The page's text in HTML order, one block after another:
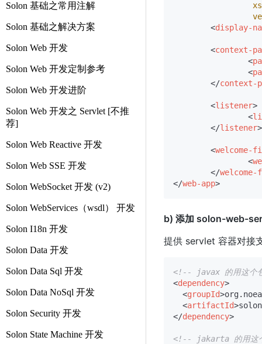
Solon 基础之常用注解
Solon 基础之解决方案
Solon Web 开发
Solon Web 开发定制参考
Solon Web 开发进阶
Solon Web 开发之 Servlet [不推
荐]
Solon Web Reactive 开发
Solon Web SSE 开发
Solon WebSocket 开发 (v2)
Solon WebServices（wsdl） 开发
Solon I18n 开发
Solon Data 开发
Solon Data Sql 开发
Solon Data NoSql 开发
Solon Security 开发
Solon State Machine 开发
<display-
<context-
<
<
</context-
<listener>
<
</listener>
<
<
</
</web-app>
b) 添加 solon-web-
提供 servlet 容器对接
<!-- javax 的用这个
<dependency>
<groupId>
<artifactId>
</dependency>
<!-- jakarta 的用这